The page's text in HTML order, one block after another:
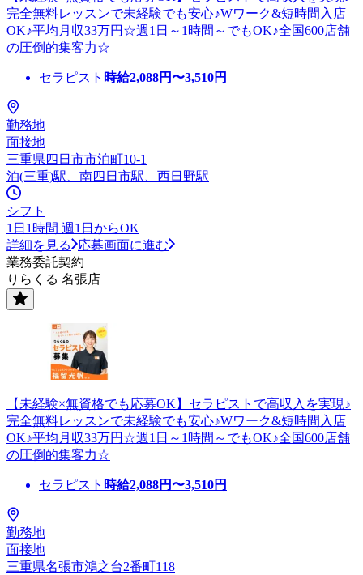
完全無料レッスンで未経験でも安心♪Wワーク&短時間入店
OK♪平均月収33万円☆週1日～1時間～でもOK♪全国600店舗
の圧倒的集客力☆
セラピスト 時給2,088円〜3,510円
勤務地
面接地
三重県四日市市泊町10-1
泊(三重)駅、南四日市駅、西日野駅
シフト
1日1時間 週1日からOK
詳細を見る
応募画面に進む
業務委託契約
りらくる 名張店
【未経験×無資格でも応募OK】セラピストで高収入を実現♪
完全無料レッスンで未経験でも安心♪Wワーク&短時間入店
OK♪平均月収33万円☆週1日～1時間～でもOK♪全国600店舗
の圧倒的集客力☆
セラピスト 時給2,088円〜3,510円
勤務地
面接地
三重県名張市鴻之台2番町118